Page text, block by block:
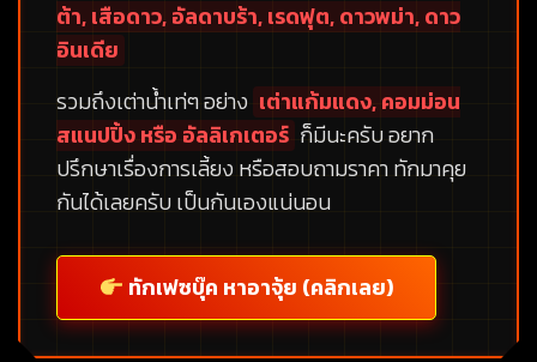
ต้า, เสือดาว, อัลดาบร้า, เรดฟุต, ดาวพม่า, ดาว
อินเดีย
รวมถึงเต่าน้ำเท่ๆ อย่าง เต่าแก้มแดง, คอมม่อน
สแนปปิ้ง หรือ อัลลิเกเตอร์ ก็มีนะครับ อยาก
ปรึกษาเรื่องการเลี้ยง หรือสอบถามราคา ทักมาคุย
กันได้เลยครับ เป็นกันเองแน่นอน
ทักเฟซบุ๊ค หาอาจุ้ย (คลิกเลย)